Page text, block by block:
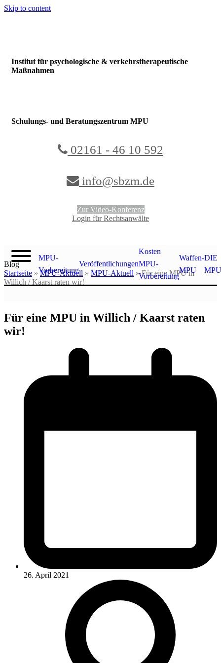
Skip to content
Institut für psychologische & verkehrstherapeutische
Maßnahmen
Schulungs- und Beratungszentrum MPU
02161 - 46 10 592
info@sbzm.de
Zur Video-Konferenz
Login für Rechtsanwälte
MPU-
Vorbereitung
Veröffentlichungen
Kosten
MPU-
Vorbereitung
Waffen-
MPU
DIE
MPU
Blog
Startseite » MPU-Aktuell » MPU-Aktuell »Für eine MPU in
Willich / Kaarst raten wir!
Für eine MPU in Willich / Kaarst raten
wir!
26. April 2021